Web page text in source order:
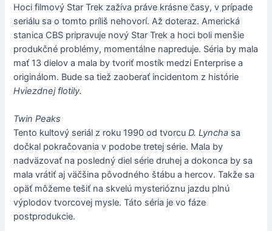
Hoci filmový Star Trek zažíva práve krásne časy, v prípade
seriálu sa o tomto príliš nehovorí. Až doteraz. Americká
stanica CBS pripravuje nový Star Trek a hoci boli menšie
produkčné problémy, momentálne napreduje. Séria by mala
mať 13 dielov a mala by tvoriť mostík medzi Enterprise a
originálom. Bude sa tiež zaoberať incidentom z histórie
Hviezdnej flotily.
Twin Peaks
Tento kultový seriál z roku 1990 od tvorcuD. Lyncha sa
dočkal pokračovania v podobe tretej série. Mala by
nadväzovať na posledný diel série druhej a dokonca by sa
mala vrátiť aj väčšina pôvodného štábu a hercov. Takže sa
opäť môžeme tešiť na skvelú mysterióznu jazdu plnú
výplodov tvorcovej mysle. Táto séria je vo fáze
postprodukcie.